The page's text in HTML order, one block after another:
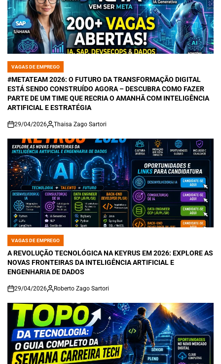
POSTED
IN
VAGAS DE EMPREGO
#METATEAM 2026: O FUTURO DA TRANSFORMAÇÃO DIGITAL
ESTÁ SENDO CONSTRUÍDO AGORA – DESCUBRA COMO FAZER
PARTE DE UM TIME QUE RECRIA O AMANHÃ COM INTELIGÊNCIA
ARTIFICIAL E ESTRATÉGIA
on
29/04/2026 Thaisa Zago Sartori
POSTED
IN
VAGAS DE EMPREGO
A REVOLUÇÃO TECNOLÓGICA NA KEYRUS EM 2026: EXPLORE AS
NOVAS FRONTEIRAS DA INTELIGÊNCIA ARTIFICIAL E
ENGENHARIA DE DADOS
on
29/04/2026 Roberto Zago Sartori